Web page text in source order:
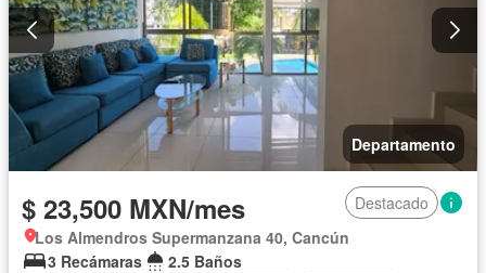
Departamento
$ 23,500 MXN/mes
Destacado
Los Almendros Supermanzana 40, Cancún
3 Recámaras
2.5 Baños